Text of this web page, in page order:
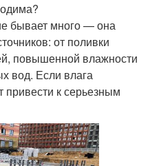
бывает много — она
от поливки
повышенной влажности
вод. Если влага
привести к серьезным